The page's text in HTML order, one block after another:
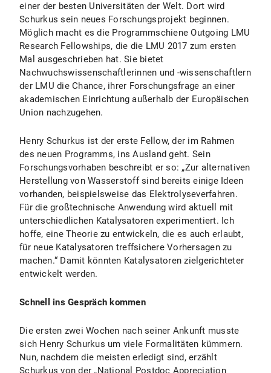
einer der besten Universitäten der Welt. Dort wird
Schurkus sein neues Forschungsprojekt beginnen.
Möglich macht es die Programmschiene Outgoing LMU
Research Fellowships, die die LMU 2017 zum ersten
Mal ausgeschrieben hat. Sie bietet
Nachwuchswissenschaftlerinnen und -wissenschaftlern
der LMU die Chance, ihrer Forschungsfrage an einer
akademischen Einrichtung außerhalb der Europäischen
Union nachzugehen.
Henry Schurkus ist der erste Fellow, der im Rahmen
des neuen Programms, ins Ausland geht. Sein
Forschungsvorhaben beschreibt er so: „Zur alternativen
Herstellung von Wasserstoff sind bereits einige Ideen
vorhanden, beispielsweise das Elektrolyseverfahren.
Für die großtechnische Anwendung wird aktuell mit
unterschiedlichen Katalysatoren experimentiert. Ich
hoffe, eine Theorie zu entwickeln, die es auch erlaubt,
für neue Katalysatoren treffsichere Vorhersagen zu
machen.“ Damit könnten Katalysatoren zielgerichteter
entwickelt werden.
Schnell ins Gespräch kommen
Die ersten zwei Wochen nach seiner Ankunft musste
sich Henry Schurkus um viele Formalitäten kümmern.
Nun, nachdem die meisten erledigt sind, erzählt
Schurkus von der „National Postdoc Appreciation